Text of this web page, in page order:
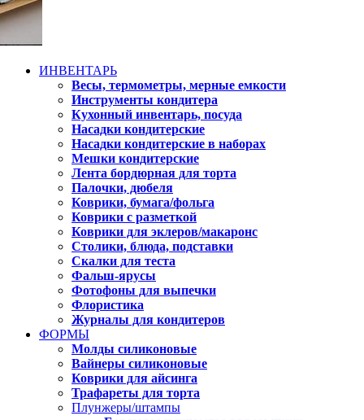
ИНВЕНТАРЬ
Весы, термометры, мерные емкости
Инструменты кондитера
Кухонный инвентарь, посуда
Насадки кондитерские
Насадки кондитерские в наборах
Мешки кондитерские
Лента бордюрная для торта
Палочки, дюбеля
Коврики, бумага/фольга
Коврики с разметкой
Коврики для эклеров/макаронс
Столики, блюда, подставки
Скалки для теста
Фальш-ярусы
Фотофоны для выпечки
Флористика
Журналы для кондитеров
ФОРМЫ
Молды силиконовые
Вайнеры силиконовые
Коврики для айсинга
Трафареты для торта
Плунжеры/штампы